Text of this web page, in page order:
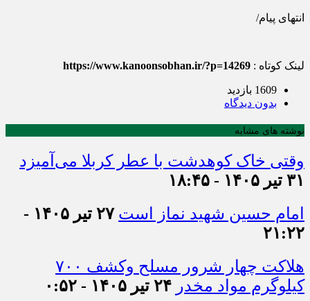
انتهای پیام/
لینک کوتاه : https://www.kanoonsobhan.ir/?p=14269
1609 بازدید
بدون دیدگاه
نوشته های مشابه
وقتی خاک کوهدشت با عطر کربلا می‌آمیزد
۳۱ تیر ۱۴۰۵ - ۱۸:۴۵
امام حسین شهید نماز است
۲۷ تیر ۱۴۰۵ -
۲۱:۲۲
هلاکت چهار شرور مسلح وکشف ۷۰۰
کیلوگرم مواد مخدر ۲۴ تیر ۱۴۰۵ - ۰:۵۲